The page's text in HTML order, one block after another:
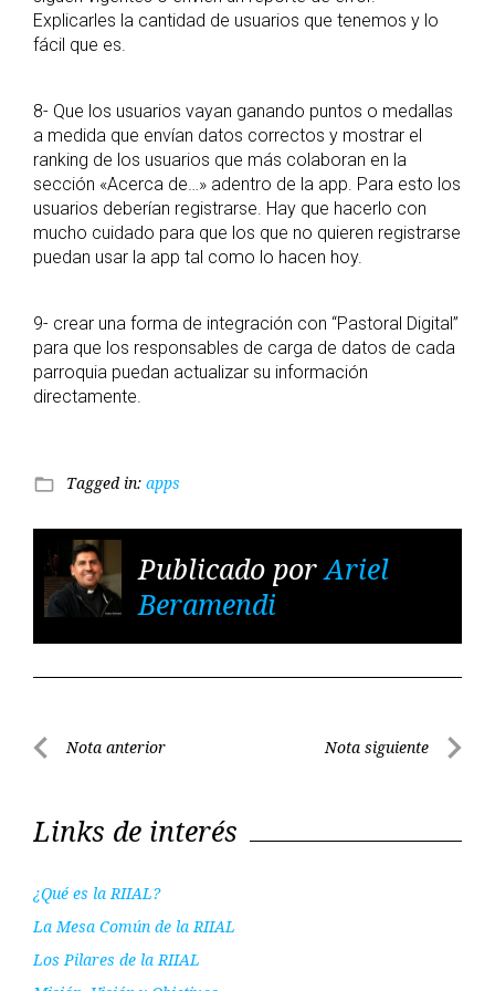
Explicarles la cantidad de usuarios que tenemos y lo
fácil que es.
8- Que los usuarios vayan ganando puntos o medallas
a medida que envían datos correctos y mostrar el
ranking de los usuarios que más colaboran en la
sección «Acerca de…» adentro de la app. Para esto los
usuarios deberían registrarse. Hay que hacerlo con
mucho cuidado para que los que no quieren registrarse
puedan usar la app tal como lo hacen hoy.
9- crear una forma de integración con “Pastoral Digital”
para que los responsables de carga de datos de cada
parroquia puedan actualizar su información
directamente.
folder_open Tagged in: apps
Publicado porAriel
Beramendi
Navegación
Nota anterior Nota siguiente
Links de interés
¿Qué es la RIIAL?
La Mesa Común de la RIIAL
Los Pilares de la RIIAL